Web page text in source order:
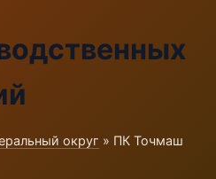
округ » ПК Точмаш